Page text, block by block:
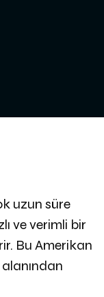
uzun süre
ve verimli bir
Bu Amerikan